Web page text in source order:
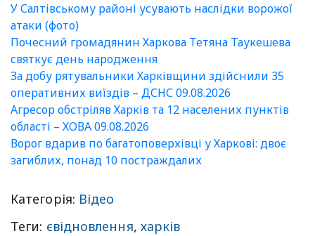
У Салтівському районі усувають наслідки ворожої
атаки (фото)
Почесний громадянин Харкова Тетяна Таукешева
святкує день народження
За добу рятувальники Харківщини здійснили 35
оперативних виїздів – ДСНС 09.08.2026
Агресор обстріляв Харків та 12 населених пунктів
області – ХОВА 09.08.2026
Ворог вдарив по багатоповерхівці у Харкові: двоє
загиблих, понад 10 постраждалих
Категорія: Відео
Теги: євідновлення, харків